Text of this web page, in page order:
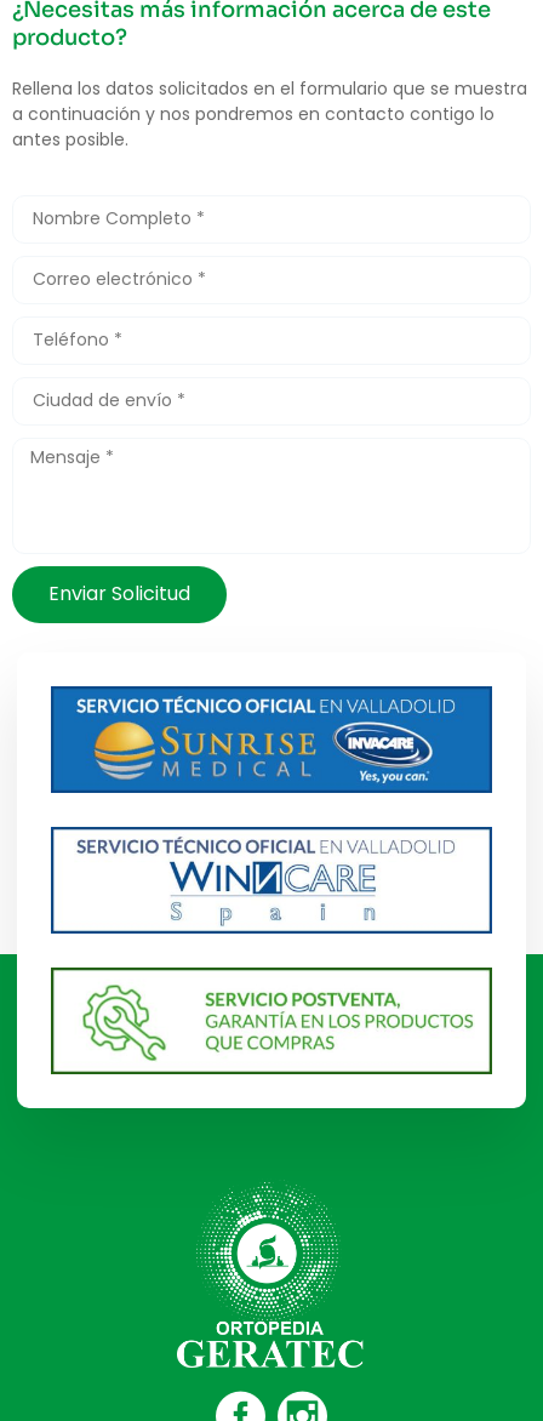
¿Necesitas más información acerca de este
producto?
Rellena los datos solicitados en el formulario que se muestra
a continuación y nos pondremos en contacto contigo lo
antes posible.
Enviar Solicitud